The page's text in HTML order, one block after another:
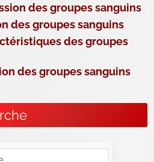
des groupes sanguins
des groupes sanguins
des groupes
des groupes sanguins